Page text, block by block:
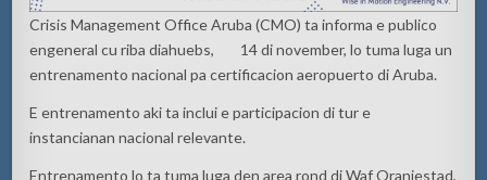
Crisis Management Office Aruba (CMO) ta informa e publico
engeneral cu riba diahuebs, 14 di november, lo tuma luga un
entrenamento nacional pa certificacion aeropuerto di Aruba.
E entrenamento aki ta inclui e participacion di tur e
instancianan nacional relevante.
Entrenamento lo ta tuma luga den area rond di Waf Oranjestad,